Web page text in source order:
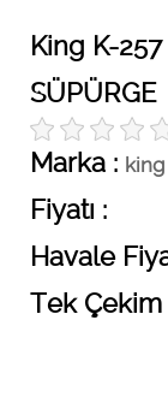
King K-257
SÜPÜRGE
Marka : king
Fiyatı :
Havale
Tek Çekim